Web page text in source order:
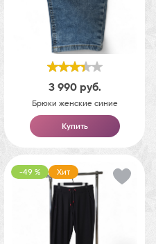
3 990 руб.
Брюки женские синие
Купить
-49 % Хит